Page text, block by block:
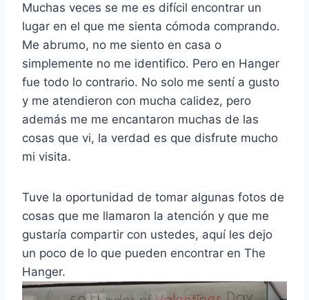
Muchas veces se me es difícil encontrar un
lugar en el que me sienta cómoda comprando.
Me abrumo, no me siento en casa o
simplemente no me identifico. Pero en Hanger
fue todo lo contrario. No solo me sentí a gusto
y me atendieron con mucha calidez, pero
además me me encantaron muchas de las
cosas que vi, la verdad es que disfrute mucho
mi visita.
Tuve la oportunidad de tomar algunas fotos de
cosas que me llamaron la atención y que me
gustaría compartir con ustedes, aquí les dejo
un poco de lo que pueden encontrar en The
Hanger.